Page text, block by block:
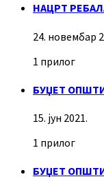
НАЦРТ
24. новембар
1 прилог
БУЏЕТ
15. јун 2021.
1 прилог
БУЏЕТ